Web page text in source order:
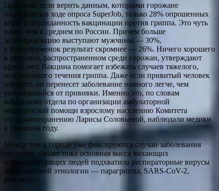
При этом, если верить данным, которыми горожане
поделились в ходе опроса SuperJob, только 28% опрошенных
верят в оправданность вакцинации против гриппа. Это чуть
ниже, чем в среднем по России. Причем больше
за иммунизацию выступают мужчины — 30%,
у петербурженок результат скромнее — 26%. Ничего хорошего
в скепсисе, распространенном среди горожан, утверждают
врачи, нет. Вакцина помогает избежать случаев тяжелого,
осложненного течения гриппа. Даже если привитый человек
заболеет, он перенесет заболевание намного легче, чем
уклонившийся от прививки. Именно это, по словам
начальника отдела по организации амбулаторной
медицинской помощи взрослому населению Комитета
по здравоохранению Ларисы Соловьевой, наблюдали медики
в прошлом году.
Между тем в городе уже фиксируются случаи заболевания
гриппом, однако пока основная масса чихающих
и температурящих людей подхватила респираторные вирусы
негриппозной этиологии — парагриппа, SARS-CoV-2,
риновирус.